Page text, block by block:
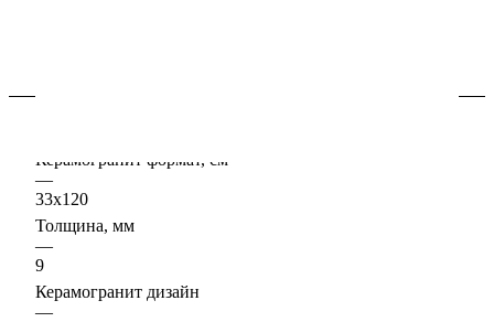
Керамогранит формат, см
—
33х120
Толщина, мм
—
9
Керамогранит дизайн
—